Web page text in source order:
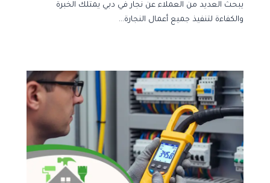
يبحث العديد من العملاء عن نجار في دبي يمتلك الخبرة
والكفاءة لتنفيذ جميع أعمال النجارة…